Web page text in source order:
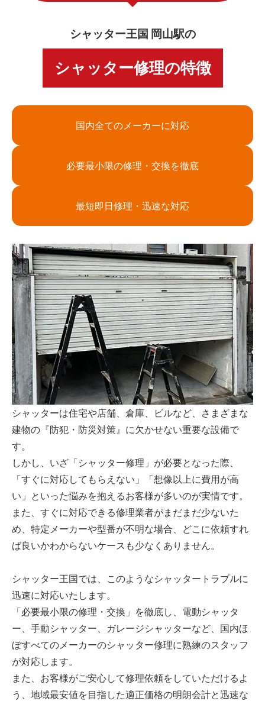
シャッター王国 岡山駅の
シャッター修理の特徴
国内全てのメーカーに対応
必要最小限の修理・交換を徹底
最短即日修理・迅速な対応
シャッターは住宅や店舗、倉庫、ビルなど、さまざまな
建物の『防犯・防災対策』に欠かせない重要な設備で
す。
しかし、いざ「シャッター修理」が必要となった際、
「すぐに対応してもらえない」「想像以上に費用が高
い」といった悩みを抱えるお客様が多いのが実情です。
また、すぐに対応できる修理業者がまだまだ少ないた
め、特定メーカーや型番が不明な場合、どこに依頼すれ
ば良いかわからないケースも少なくありません。
シャッター王国では、このようなシャッタートラブルに
迅速に対応いたします。
「必要最小限の修理・交換」を徹底し、電動シャッタ
ー、手動シャッター、ガレージシャッターなど、国内ほ
ぼすべてのメーカーのシャッター修理に熟練のスタッフ
が対応します。
また、お客様がご安心して修理依頼をしていただけるよ
う、地域最安値を目指した適正価格の明朗会計と迅速な